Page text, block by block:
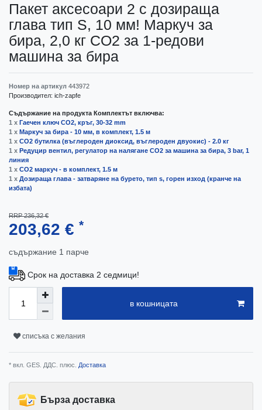
Пакет аксесоари 2 с дозираща
глава тип S, 10 мм! Маркуч за
бира, 2,0 кг CO2 за 1-редови
машина за бира
Номер на артикул 443972
Производител: ich-zapfe
Съдържание на продукта Комплектът включва:
1 x Гаечен ключ CO2, кръг, 30-32 mm
1 x Маркуч за бира - 10 мм, в комплект, 1.5 м
1 x CO2 бутилка (въглероден диоксид, въглероден двуокис) - 2.0 кг
1 x Редуцир вентил, регулатор на налягане CO2 за машина за бира, 3 bar, 1
линия
1 x CO2 маркуч - в комплект, 1.5 м
1 x Дозираща глава - затваряне на бурето, тип s, горен изход (кранче на
избата)
RRP 236,32 €
203,62 € *
съдържание 1 парче
Срок на доставка 2 седмици!
в кошницата
списъка с желания
* вкл. GES. ДДС. плюс. Доставка
Бърза доставка